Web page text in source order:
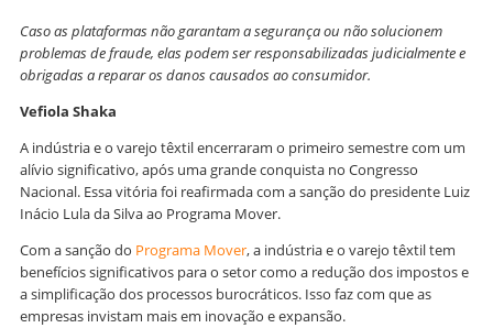
Caso as plataformas não garantam a segurança ou não solucionem
problemas de fraude, elas podem ser responsabilizadas judicialmente e
obrigadas a reparar os danos causados ao consumidor.
Vefiola Shaka
A indústria e o varejo têxtil encerraram o primeiro semestre com um
alívio significativo, após uma grande conquista no Congresso
Nacional. Essa vitória foi reafirmada com a sanção do presidente Luiz
Inácio Lula da Silva ao Programa Mover.
Com a sanção do Programa Mover, a indústria e o varejo têxtil tem
benefícios significativos para o setor como a redução dos impostos e
a simplificação dos processos burocráticos. Isso faz com que as
empresas invistam mais em inovação e expansão.